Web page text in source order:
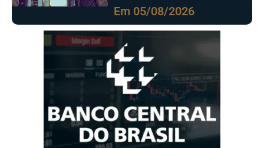
Em 05/08/2026